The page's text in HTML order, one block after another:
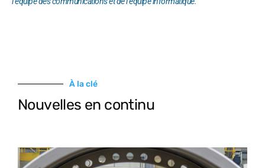
À la clé
Nouvelles en continu